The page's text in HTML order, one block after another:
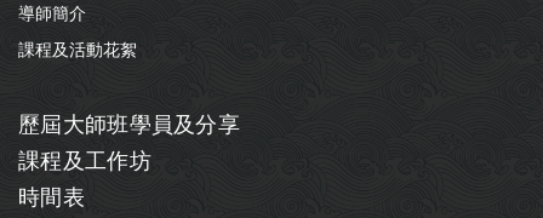
導師簡介
課程及活動花絮
歷屆大師班學員及分享
課程及工作坊
時間表